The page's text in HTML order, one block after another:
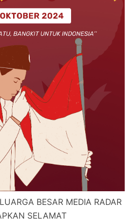
BESAR MEDIA RADAR
SELAMAT